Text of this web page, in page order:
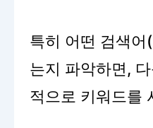
특히 어떤 검색어
는지 파악하면,
적으로 키워드를